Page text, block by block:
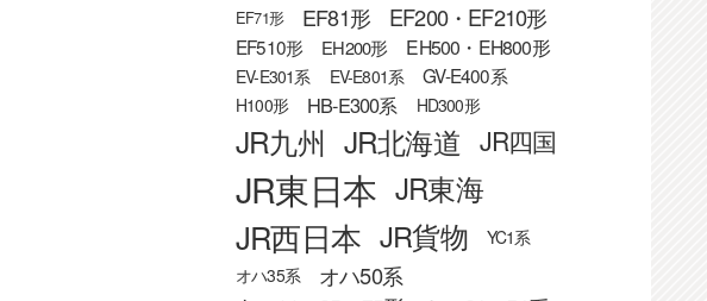
EF71形 EF81形 EF200・EF210形
EF510形 EH200形 EH500・EH800形
EV-E301系 EV-E801系 GV-E400系
H100形 HB-E300系 HD300形
JR九州 JR北海道 JR四国
JR東日本 JR東海
JR西日本 JR貨物
YC1系
オハ35系
オハ50系